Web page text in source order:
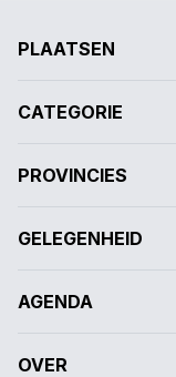
PLAATSEN
CATEGORIE
PROVINCIES
GELEGENHEID
AGENDA
OVER